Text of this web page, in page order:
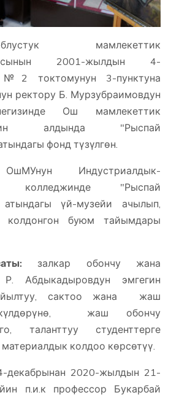
мамлекеттик
2001-жылдын 4-
№2 токтомунун 3-пунктуна
ректору Б. Мурзубраимовдун
Ош мамлекеттик
алдында "Рыспай
фонд түзүлгөн.
Индустриалдык-
колледжинде "Рыспай
үй-музейи ачылып,
колдонгон буюм тайымдары
: залкар обончу жана
Абдыкадыровдун эмгегин
сактоо жана жаш
жаш обончу
таланттуу студенттерге
колдоо көрсөтүү.
декабрынан 2020-жылдын 21-
п.и.к профессор Букарбай